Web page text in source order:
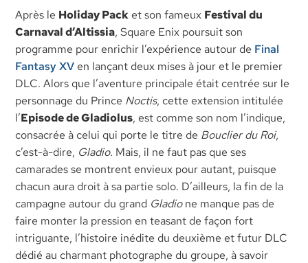
Après le Holiday Pack et son fameux Festival du
Carnaval d’Altissia, Square Enix poursuit son
programme pour enrichir l’expérience autour de Final
Fantasy XV en lançant deux mises à jour et le premier
DLC. Alors que l’aventure principale était centrée sur le
personnage du Prince Noctis, cette extension intitulée
l’Episode de Gladiolus, est comme son nom l’indique,
consacrée à celui qui porte le titre de Bouclier du Roi,
c’est-à-dire, Gladio. Mais, il ne faut pas que ses
camarades se montrent envieux pour autant, puisque
chacun aura droit à sa partie solo. D’ailleurs, la fin de la
campagne autour du grand Gladione manque pas de
faire monter la pression en teasant de façon fort
intriguante, l’histoire inédite du deuxième et futur DLC
dédié au charmant photographe du groupe, à savoir